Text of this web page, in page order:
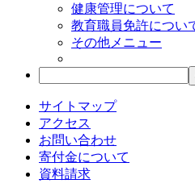
健康管理について
教育職員免許につい
その他メニュー
サイトマップ
アクセス
お問い合わせ
寄付金について
資料請求